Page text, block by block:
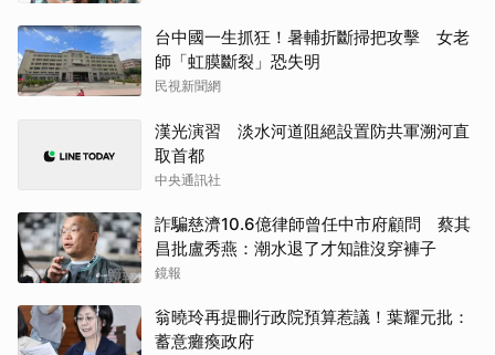
台中國一生抓狂！暑輔折斷掃把攻擊 女老
師「虹膜斷裂」恐失明
民視新聞網
漢光演習 淡水河道阻絕設置防共軍溯河直
取首都
中央通訊社
詐騙慈濟10.6億律師曾任中市府顧問 蔡其
昌批盧秀燕：潮水退了才知誰沒穿褲子
鏡報
翁曉玲再提刪行政院預算惹議！葉耀元批：
蓄意癱瘓政府